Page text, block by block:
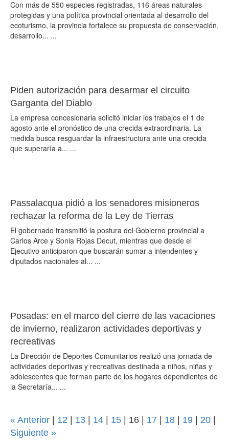
Con más de 550 especies registradas, 116 áreas naturales
protegidas y una política provincial orientada al desarrollo del
ecoturismo, la provincia fortalece su propuesta de conservación,
desarrollo... ...
Piden autorización para desarmar el circuito
Garganta del Diablo
La empresa concesionaria solicitó iniciar los trabajos el 1 de
agosto ante el pronóstico de una crecida extraordinaria. La
medida busca resguardar la infraestructura ante una crecida
que superaría a... ...
Passalacqua pidió a los senadores misioneros
rechazar la reforma de la Ley de Tierras
El gobernado transmitió la postura del Gobierno provincial a
Carlos Arce y Sonia Rojas Decut, mientras que desde el
Ejecutivo anticiparon que buscarán sumar a intendentes y
diputados nacionales al... ...
Posadas: en el marco del cierre de las vacaciones
de invierno, realizaron actividades deportivas y
recreativas
La Dirección de Deportes Comunitarios realizó una jornada de
actividades deportivas y recreativas destinada a niños, niñas y
adolescentes que forman parte de los hogares dependientes de
la Secretaría... ...
« Anterior 12 13 14 15 16 17 18 19 20
Siguiente »